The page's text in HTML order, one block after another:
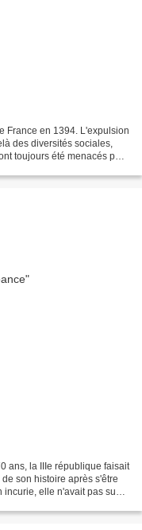
France en 1394. L'expulsion
des diversités sociales,
toujours été menacés par
ans, la IIIe république faisait
son histoire après s'être
elle n'avait pas su